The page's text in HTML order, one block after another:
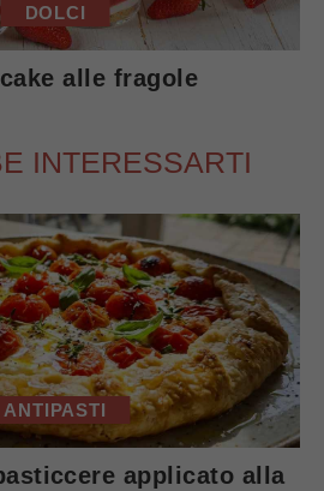
DOLCI
alle fragole
INTERESSARTI
ANTIPASTI
applicato alla